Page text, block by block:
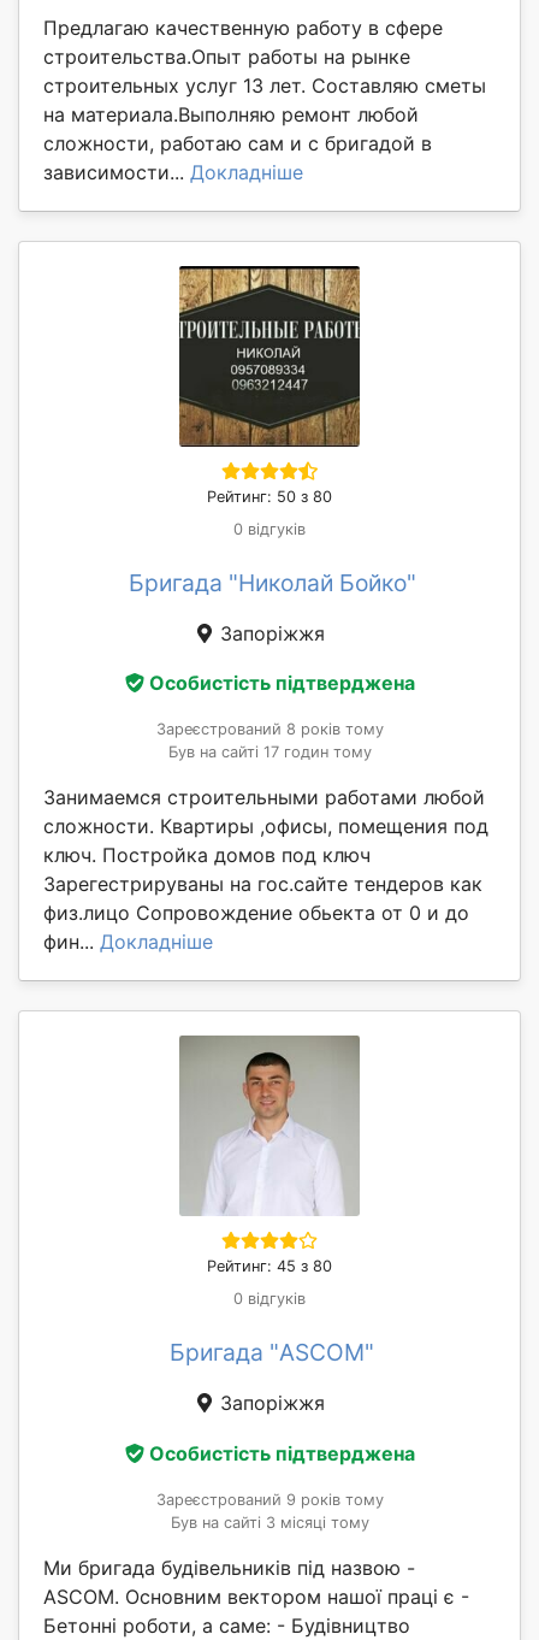
Предлагаю качественную работу в сфере
строительства.Опыт работы на рынке
строительных услуг 13 лет. Составляю сметы
на материала.Выполняю ремонт любой
сложности, работаю сам и с бригадой в
зависимости... Докладніше
Рейтинг: 50 з 80
0 відгуків
Бригада "Николай Бойко"
Запоріжжя
Особистість підтверджена
Зареєстрований 8 років тому
Був на сайті 17 годин тому
Занимаемся строительными работами любой
сложности. Квартиры ,офисы, помещения под
ключ. Постройка домов под ключ
Зарегестрируваны на гос.сайте тендеров как
физ.лицо Сопровождение обьекта от 0 и до
фин... Докладніше
Рейтинг: 45 з 80
0 відгуків
Бригада "ASCOM"
Запоріжжя
Особистість підтверджена
Зареєстрований 9 років тому
Був на сайті 3 місяці тому
Ми бригада будівельників під назвою -
ASCOM. Основним вектором нашої праці є -
Бетонні роботи, а саме: - Будівництво